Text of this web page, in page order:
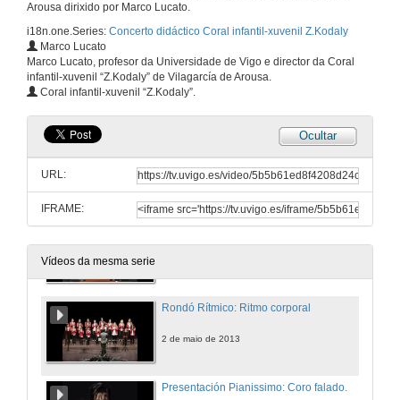
Arousa dirixido por Marco Lucato.
i18n.one.Series: Concerto didáctico Coral infantil-xuvenil Z.Kodaly
Marco Lucato
Marco Lucato, profesor da Universidade de Vigo e director da Coral
infantil-xuvenil “Z.Kodaly” de Vilagarcía de Arousa.
Coral infantil-xuvenil “Z.Kodaly”.
Ocultar
URL:
IFRAME:
Vídeos da mesma serie
Presentación Rondó Rítmico: Ritmo corporal
Rondó Rítmico: Ritmo corporal
2 de maio de 2013
Presentación Pianissimo: Coro falado.